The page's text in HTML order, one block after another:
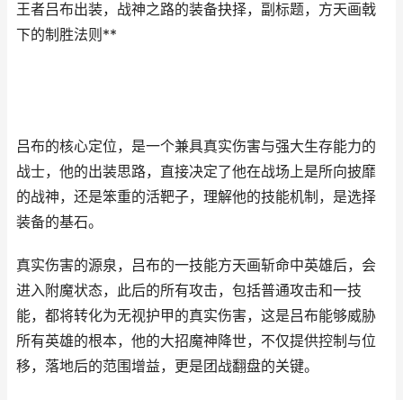
王者吕布出装，战神之路的装备抉择，副标题，方天画戟
下的制胜法则**
吕布的核心定位，是一个兼具真实伤害与强大生存能力的
战士，他的出装思路，直接决定了他在战场上是所向披靡
的战神，还是笨重的活靶子，理解他的技能机制，是选择
装备的基石。
真实伤害的源泉，吕布的一技能方天画斩命中英雄后，会
进入附魔状态，此后的所有攻击，包括普通攻击和一技
能，都将转化为无视护甲的真实伤害，这是吕布能够威胁
所有英雄的根本，他的大招魔神降世，不仅提供控制与位
移，落地后的范围增益，更是团战翻盘的关键。